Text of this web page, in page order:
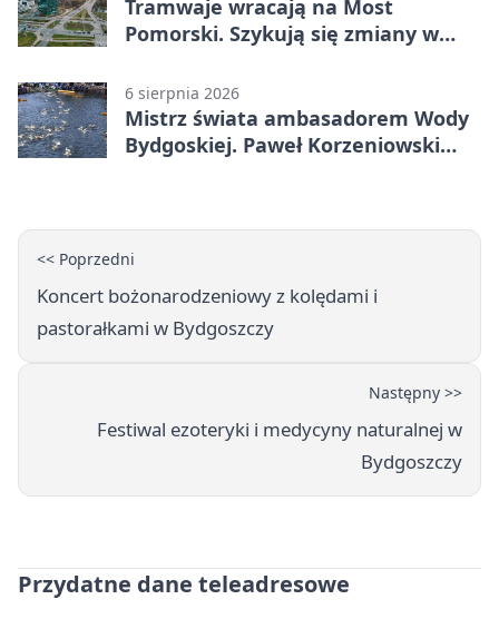
Tramwaje wracają na Most
Pomorski. Szykują się zmiany w
6 sierpnia 2026
Mistrz świata ambasadorem Wody
Bydgoskiej. Paweł Korzeniowski
<< Poprzedni
Koncert bożonarodzeniowy z kolędami i
pastorałkami w Bydgoszczy
Następny >>
Festiwal ezoteryki i medycyny naturalnej w
Bydgoszczy
Przydatne dane teleadresowe